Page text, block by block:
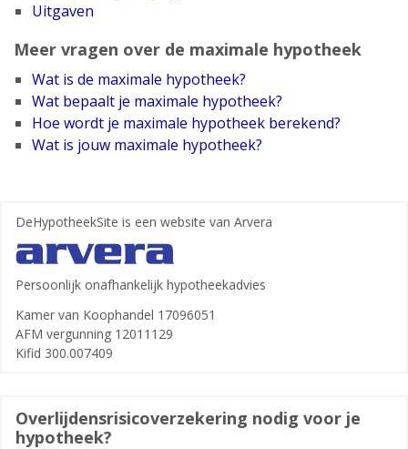
Uitgaven
Meer vragen over de maximale hypotheek
Wat is de maximale hypotheek?
Wat bepaalt je maximale hypotheek?
Hoe wordt je maximale hypotheek berekend?
Wat is jouw maximale hypotheek?
DeHypotheekSite is een website van Arvera
Persoonlijk onafhankelijk hypotheekadvies
Kamer van Koophandel 17096051
AFM vergunning 12011129
Kifid 300.007409
Over­lijdens­risico­verzekering nodig voor je
hypotheek?